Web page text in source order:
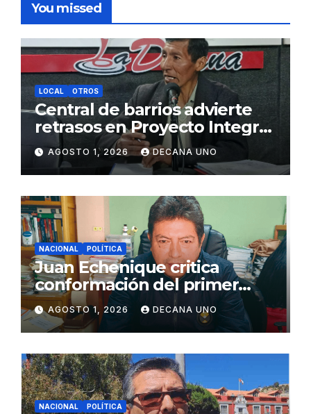
You missed
LOCAL OTROS
Central de barrios advierte
retrasos en Proyecto Integral
de Agua y Alcantarillado para
Juliaca
AGOSTO 1, 2026 DECANA UNO
NACIONAL POLÍTICA
Juan Echenique critica
conformación del primer
gabinete ministerial de Keiko
Fujimori
AGOSTO 1, 2026 DECANA UNO
NACIONAL POLÍTICA